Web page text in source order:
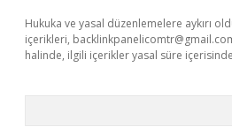
Hukuka ve yasal düzenlemelere aykırı
içerikleri,
halinde, ilgili içerikler yasal süre